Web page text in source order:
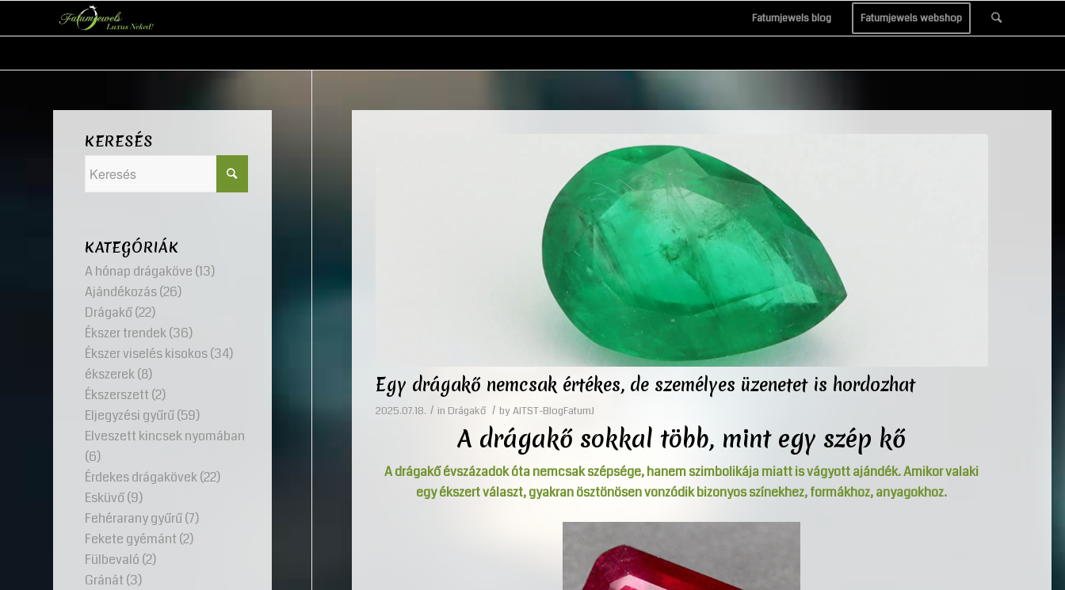
Fatumjewels blog Fatumjewels webshop
Egy drágakő nemcsak értékes, de személyes üzenetet is hordozhat
2025.07.18. / in Drágakő / byAITST-BlogFatumJ
A drágakő sokkal több, mint egy szép kő
A drágakő évszázadok óta nemcsak szépsége, hanem szimbolikája miatt is vágyott ajándék. Amikor valaki
egy ékszert választ, gyakran ösztönösen vonzódik bizonyos színekhez, formákhoz, anyagokhoz.
KERESÉS
KATEGÓRIÁK
A hónap drágaköve (13)
Ajándékozás(26)
Drágakő(22)
Ékszer trendek(36)
Ékszer viselés kisokos(34)
ékszerek(8)
Ékszerszett (2)
Eljegyzési gyűrű(59)
Elveszett kincsek nyomában
(6)
Érdekes drágakövek(22)
Esküvő(9)
Fehérarany gyűrű(7)
Fekete gyémánt (2)
Fülbevaló (2)
Gránát (3)